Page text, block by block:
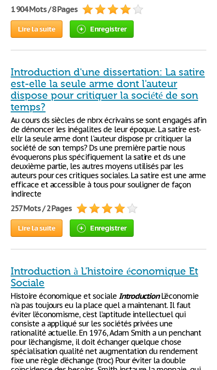
1 904 Mots / 8 Pages
Lire la suite Enregistrer
Introduction d'une dissertation: La satire
est-elle la seule arme dont l'auteur
dispose pour critiquer la société de son
temps?
Au cours ds siècles de nbrx écrivains se sont engagés afin
de dénoncer les inégalites de leur époque. La satire est-
ellr la seule arme dont l'auteur dispose pr critiquer la
société de son temps? Ds une première partie nous
évoquerons plus spécifiquement la satire et ds une
deuxième partie, les autres moyens utilisés par les
auteurs pour ces critiques sociales. La satire est une arme
efficace et accessible à tous pour souligner de façon
indirecte
257 Mots / 2 Pages
Lire la suite Enregistrer
Introduction à L'histoire économique Et
Sociale
Histoire économique et sociale IntroductionL’économie
n’a pas toujours eu la place quel a maintenant. Il faut
éviter l’économisme, c’est l’aptitude intellectuel qui
consiste a appliqué sur les sociétés privées une
rationalité actuelle. En 1976, Adam Smith a un penchant
pour l’échangisme, il doit échanger quelque chose
spécialisation qualité net augmentation du rendement
fixe une règle d’échange (troc) Pour éviter la double